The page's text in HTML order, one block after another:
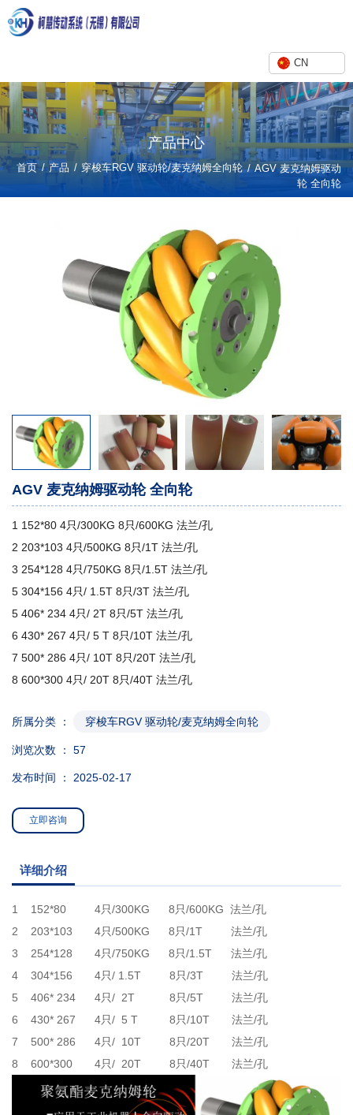
CN
产品中心
首页/产品 / 穿梭车RGV 驱动轮/麦克纳姆全向轮 /AGV 麦克纳姆驱动
轮 全向轮
AGV 麦克纳姆驱动轮 全向轮
1 152*80 4只/300KG 8只/600KG 法兰/孔
2 203*103 4只/500KG 8只/1T 法兰/孔
3 254*128 4只/750KG 8只/1.5T 法兰/孔
5 304*156 4只/ 1.5T 8只/3T 法兰/孔
5 406* 234 4只/ 2T 8只/5T 法兰/孔
6 430* 267 4只/ 5 T 8只/10T 法兰/孔
7 500* 286 4只/ 10T 8只/20T 法兰/孔
8 600*300 4只/ 20T 8只/40T 法兰/孔
所属分类 ： 穿梭车RGV 驱动轮/麦克纳姆全向轮
浏览次数 ： 57
发布时间 ： 2025-02-17
立即咨询
详细介绍
1 152*80 4只/300KG 8只/600KG 法兰/孔
2 203*103 4只/500KG 8只/1T 法兰/孔
3 254*128 4只/750KG 8只/1.5T 法兰/孔
4 304*156 4只/ 1.5T 8只/3T 法兰/孔
5 406* 234 4只/ 2T 8只/5T 法兰/孔
6 430* 267 4只/ 5 T 8只/10T 法兰/孔
7 500* 286 4只/ 10T 8只/20T 法兰/孔
8 600*300 4只/ 20T 8只/40T 法兰/孔